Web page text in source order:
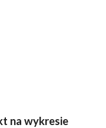
na wykresie